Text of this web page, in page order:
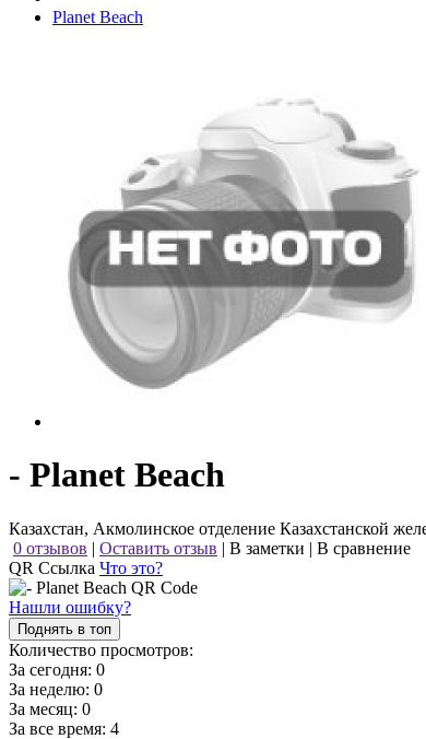
Planet Beach
- Planet Beach
Казахстан, Акмолинское отделение Казахстанской
0 отзывов | Оставить отзыв | В заметки | В сравнение
QR Ссылка Что это?
Нашли ошибку?
Поднять в топ
Количество просмотров:
За сегодня: 0
За неделю: 0
За месяц: 0
За все время: 4